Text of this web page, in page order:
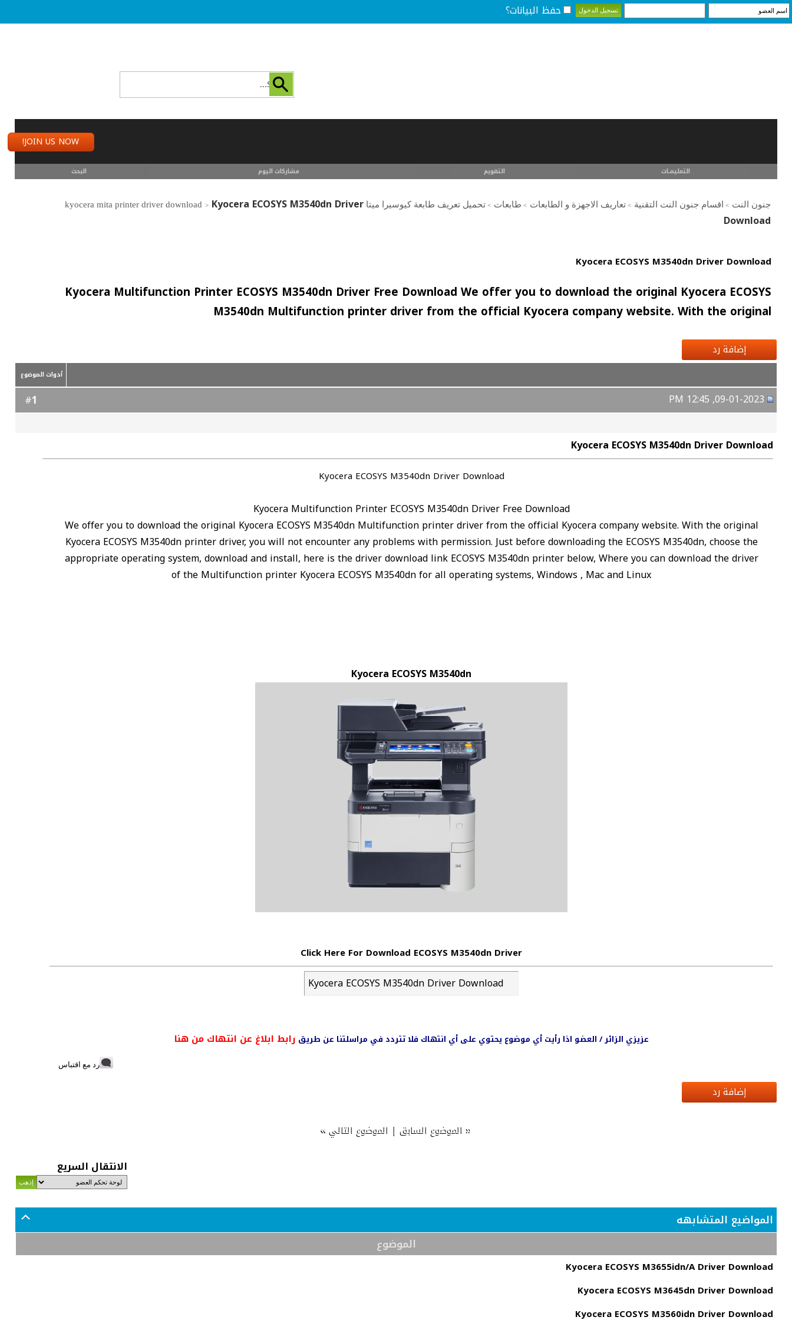
حفظ البيانات؟
JOIN US NOW!
التعليمـــات التقويم مشاركات اليوم البحث
جنون النت > اقسام جنون النت التقنية > تعاريف الاجهزة و الطابعات > طابعات > تحميل تعريف طابعة كيوسيرا ميتا kyocera mita printer driver download > Kyocera ECOSYS M3540dn Driver
Download
Kyocera ECOSYS M3540dn Driver Download
Kyocera Multifunction Printer ECOSYS M3540dn Driver Free Download We offer you to download the original Kyocera ECOSYS
M3540dn Multifunction printer driver from the official Kyocera company website. With the original
إضافة رد
أدوات الموضوع
1
Kyocera ECOSYS M3540dn Driver Download
Kyocera ECOSYS M3540dn Driver Download
Kyocera Multifunction Printer ECOSYS M3540dn Driver Free Download
We offer you to download the original Kyocera ECOSYS M3540dn Multifunction printer driver from the official Kyocera company website. With the original
Kyocera ECOSYS M3540dn printer driver, you will not encounter any problems with permission. Just before downloading the ECOSYS M3540dn, choose the
appropriate operating system, download and install, here is the driver download link ECOSYS M3540dn printer below, Where you can download the driver
of the Multifunction printer Kyocera ECOSYS M3540dn for all operating systems, Windows , Mac and Linux
Kyocera ECOSYS M3540dn
Click Here For Download ECOSYS M3540dn Driver
Kyocera ECOSYS M3540dn Driver Download
عزيزي الزائر / العضو اذا رأيت أي موضوع يحتوي على أي انتهاك فلا تتردد في مراسلتنا عن طريق رابط ابلاغ عن انتهاك من هنا
رد مع اقتباس
إضافة رد
« الموضوع السابق| الموضوع التالي»
الانتقال السريع
المواضيع المتشابهه
الموضوع
Kyocera ECOSYS M3655idn/A Driver Download
Kyocera ECOSYS M3645dn Driver Download
Kyocera ECOSYS M3560idn Driver Download